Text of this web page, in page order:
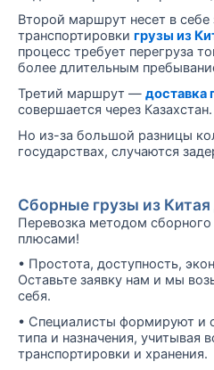
Второй маршрут несет в себе
транспортировки грузы из
процесс требует перегруза
более длительным
Третий маршрут — доставка
совершается через Казахстан.
Но из-за большой разницы
государствах, случаются
Сборные грузы из Китая
Перевозка методом сборного
плюсами!
• Простота, доступность,
Оставьте заявку нам и мы
себя.
• Специалисты формируют и
типа и назначения, учитывая
транспортировки и хранения.